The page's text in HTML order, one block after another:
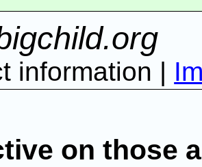
information |
on those